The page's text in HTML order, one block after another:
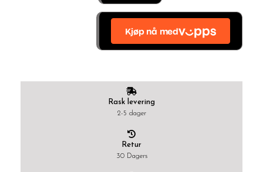
Rask levering
2-5 dager
Retur
30 Dagers